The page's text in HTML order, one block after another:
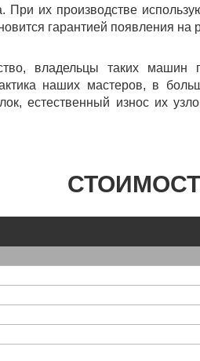
При их производстве
гарантией появления
владельцы таких машин
наших мастеров, в
естественный износ их